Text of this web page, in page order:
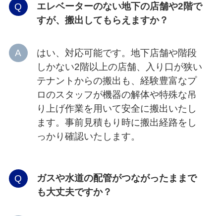
エレベーターのない地下の店舗や2階で
すが、搬出してもらえますか？
はい、対応可能です。地下店舗や階段
しかない2階以上の店舗、入り口が狭い
テナントからの搬出も、経験豊富なプ
ロのスタッフが機器の解体や特殊な吊
り上げ作業を用いて安全に搬出いたし
ます。事前見積もり時に搬出経路をし
っかり確認いたします。
ガスや水道の配管がつながったままで
も大丈夫ですか？